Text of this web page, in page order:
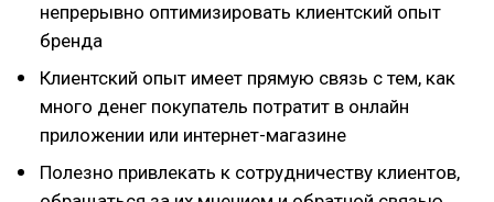
непрерывно оптимизировать клиентский опыт
бренда
Клиентский опыт имеет прямую связь с тем, как
много денег покупатель потратит в онлайн
приложении или интернет-магазине
Полезно привлекать к сотрудничеству клиентов,